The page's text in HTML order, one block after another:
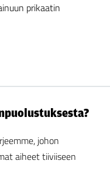
prikaatin
johon
aiheet tiiviiseen